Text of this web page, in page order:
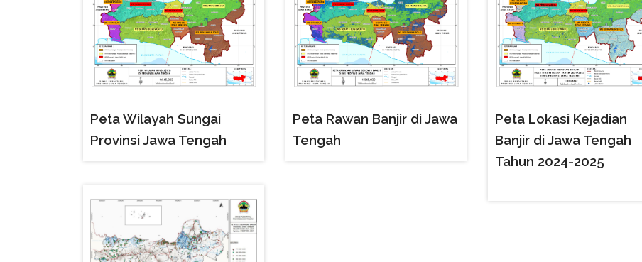
Peta Wilayah Sungai
Provinsi Jawa Tengah
Peta Rawan Banjir di Jawa
Tengah
Peta Lokasi Kejadian
Banjir di Jawa Tengah
Tahun 2024-2025